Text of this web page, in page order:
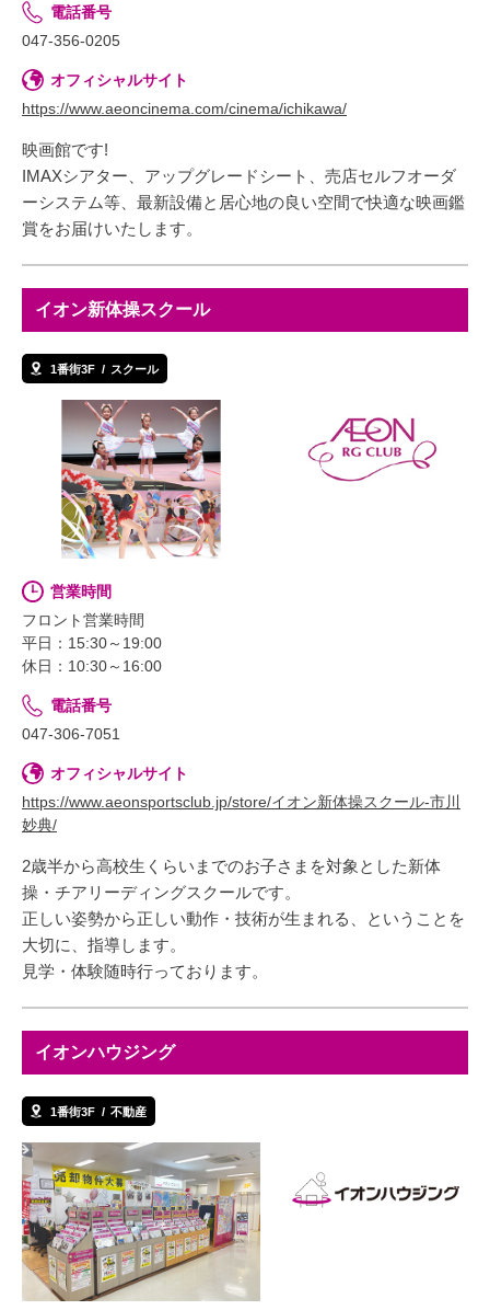
電話番号
047-356-0205
オフィシャルサイト
https://www.aeoncinema.com/cinema/ichikawa/
映画館です!
IMAXシアター、アップグレードシート、売店セルフオーダ
ーシステム等、最新設備と居心地の良い空間で快適な映画鑑
賞をお届けいたします。
イオン新体操スクール
1番街3F スクール
営業時間
フロント営業時間
平日：15:30～19:00
休日：10:30～16:00
電話番号
047-306-7051
オフィシャルサイト
https://www.aeonsportsclub.jp/store/イオン新体操スクール-市川
妙典/
2歳半から高校生くらいまでのお子さまを対象とした新体
操・チアリーディングスクールです。
正しい姿勢から正しい動作・技術が生まれる、ということを
大切に、指導します。
見学・体験随時行っております。
イオンハウジング
1番街3F 不動産